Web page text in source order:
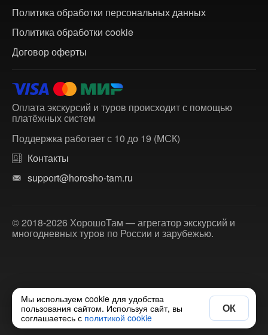
Политика обработки персональных данных
Политика обработки cookie
Договор оферты
Оплата экскурсий и туров происходит с помощью
платёжных систем
Поддержка работает с 10 до 19 (МСК)
Контакты
support@horosho-tam.ru
© 2018-2026 ХорошоТам — агрегатор экскурсий и
многодневных туров по России и зарубежью.
Мы используем cookie для удобства
пользования сайтом. Используя сайт, вы
соглашаетесь с политикой cookie
ОК